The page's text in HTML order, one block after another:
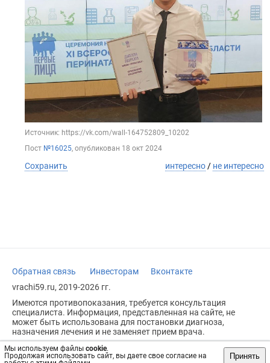
Мы используем файлы cookie.
Продолжая использовать сайт, вы даете свое согласие на
Принять
Источник: https://vk.com/wall-164752809_10202
Пост №16025, опубликован 18 окт 2024
Сохранить интересно / не интересно
Обратная связь Инвесторам
Вконтакте
vrachi59.ru, 2019-2026 гг.
Имеются противопоказания, требуется консультация
специалиста. Информация, представленная на сайте, не
может быть использована для постановки диагноза,
назначения лечения и не заменяет прием врача.
Возрастное ограничение: 18+